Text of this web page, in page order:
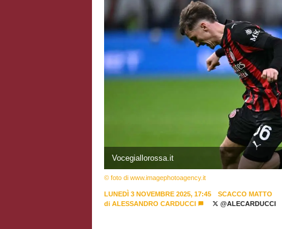
Vocegiallorossa.it
© foto di www.imagephotoagency.it
LUNEDÌ 3 NOVEMBRE 2025, 17:45
SCACCO MATTO
di ALESSANDRO CARDUCCI @ALECARDUCCI